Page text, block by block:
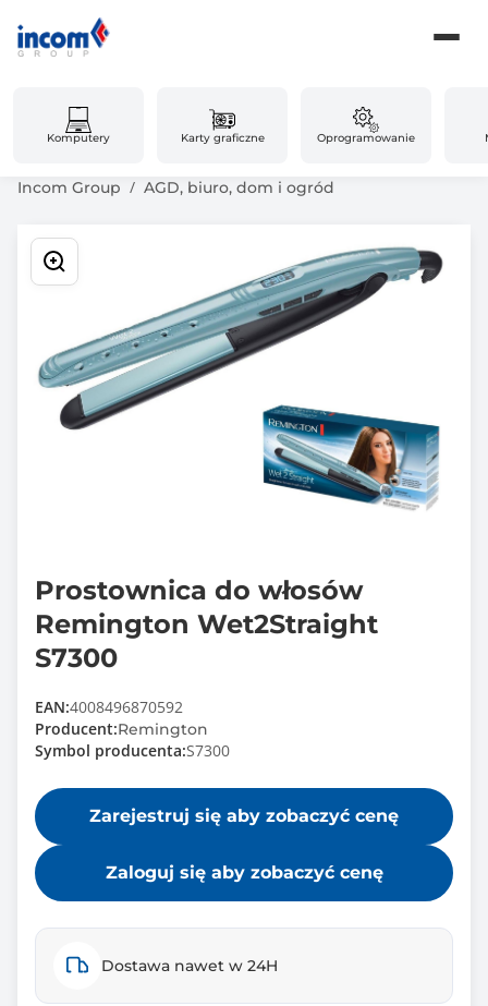
Komputery Karty graficzne Oprogramowanie
Incom Group AGD, biuro, dom i ogród
Prostownica do włosów
Remington Wet2Straight
S7300
EAN:4008496870592
Producent:Remington
Symbol producenta:S7300
Zarejestruj się aby zobaczyć cenę
Zaloguj się aby zobaczyć cenę
Dostawa nawet w 24H